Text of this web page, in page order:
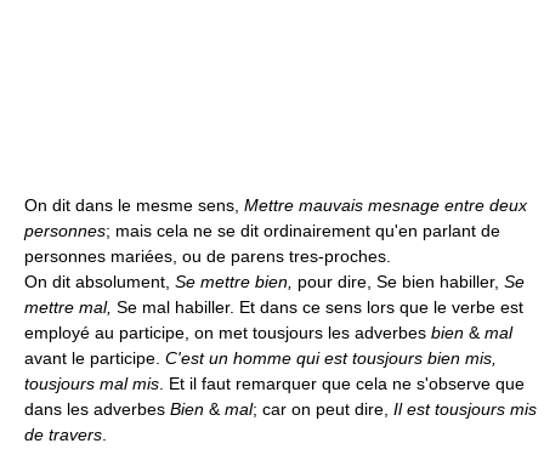
On dit dans le mesme sens, Mettre mauvais mesnage entre deux
personnes; mais cela ne se dit ordinairement qu'en parlant de
personnes mariées, ou de parens tres-proches.
On dit absolument, Se mettre bien, pour dire, Se bien habiller, Se
mettre mal, Se mal habiller. Et dans ce sens lors que le verbe est
employé au participe, on met tousjours les adverbes bien & mal
avant le participe. C'est un homme qui est tousjours bien mis,
tousjours mal mis . Et il faut remarquer que cela ne s'observe que
dans les adverbes Bien & mal; car on peut dire, Il est tousjours mis
de travers